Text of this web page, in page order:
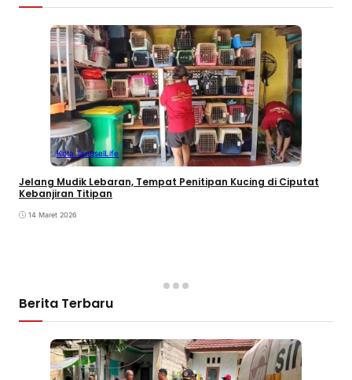
Kota TangselLife
Jelang Mudik Lebaran, Tempat Penitipan Kucing di Ciputat
Kebanjiran Titipan
14 Maret 2026
Berita Terbaru